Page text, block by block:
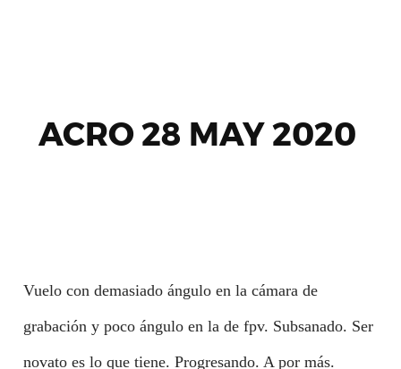
ACRO 28 MAY 2020
Vuelo con demasiado ángulo en la cámara de
grabación y poco ángulo en la de fpv. Subsanado. Ser
novato es lo que tiene. Progresando. A por más.